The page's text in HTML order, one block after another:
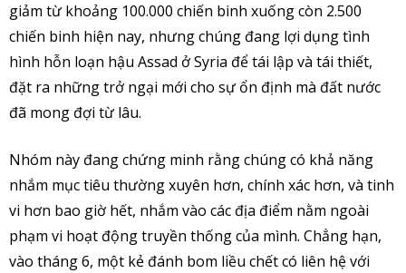
giảm từ khoảng 100.000 chiến binh xuống còn 2.500
chiến binh hiện nay, nhưng chúng đang lợi dụng tình
hình hỗn loạn hậu Assad ở Syria để tái lập và tái thiết,
đặt ra những trở ngại mới cho sự ổn định mà đất nước
đã mong đợi từ lâu.
Nhóm này đang chứng minh rằng chúng có khả năng
nhắm mục tiêu thường xuyên hơn, chính xác hơn, và tinh
vi hơn bao giờ hết, nhắm vào các địa điểm nằm ngoài
phạm vi hoạt động truyền thống của mình. Chẳng hạn,
vào tháng 6, một kẻ đánh bom liều chết có liên hệ với